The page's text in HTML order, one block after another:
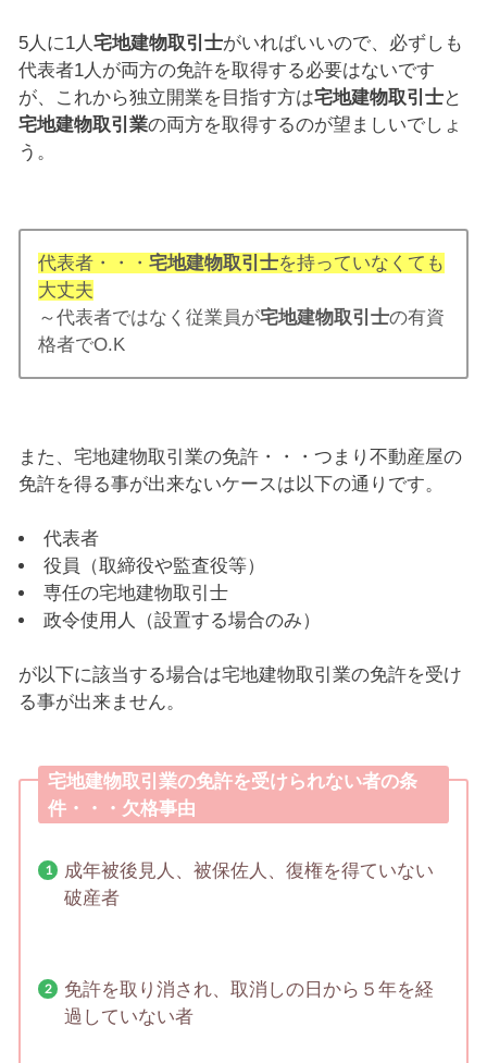
5人に1人 宅地建物取引士がいればいいので、必ずしも
代表者1人が両方の免許を取得する必要はないです
が、これから独立開業を目指す方は宅地建物取引士と
宅地建物取引業の両方を取得するのが望ましいでしょ
う。
代表者・・・宅地建物取引士を持っていなくても
大丈夫
～代表者ではなく従業員が宅地建物取引士の有資
格者でO.K
また、宅地建物取引業の免許・・・つまり不動産屋の
免許を得る事が出来ないケースは以下の通りです。
代表者
役員（取締役や監査役等）
専任の宅地建物取引士
政令使用人（設置する場合のみ）
が以下に該当する場合は宅地建物取引業の免許を受け
る事が出来ません。
宅地建物取引業の免許を受けられない者の条
件・・・欠格事由
成年被後見人、被保佐人、復権を得ていない
破産者
免許を取り消され、取消しの日から５年を経
過していない者